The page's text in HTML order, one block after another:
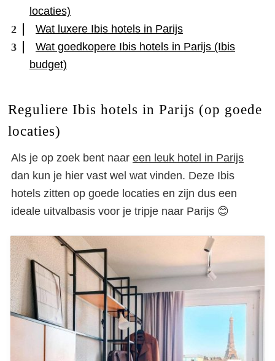
locaties)
Wat luxere Ibis hotels in Parijs
Wat goedkopere Ibis hotels in Parijs (Ibis
budget)
Reguliere Ibis hotels in Parijs (op goede
locaties)
Als je op zoek bent naar een leuk hotel in Parijs
dan kun je hier vast wel wat vinden. Deze Ibis
hotels zitten op goede locaties en zijn dus een
ideale uitvalbasis voor je tripje naar Parijs 😊